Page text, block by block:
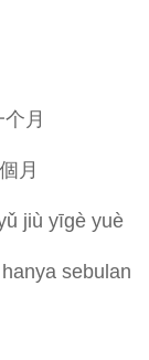
月
月
jiù yīgè yuè
sebulan